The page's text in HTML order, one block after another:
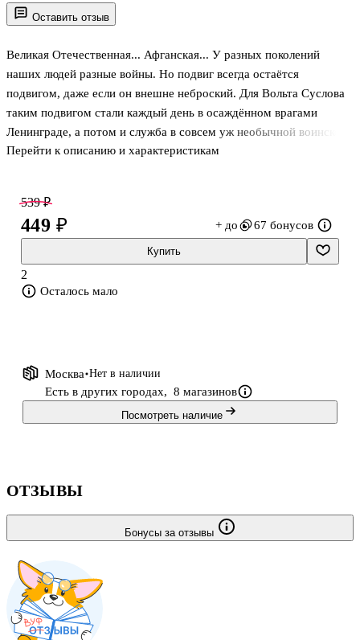
Оставить отзыв
Великая Отечественная... Афганская... У разных поколений
наших людей разные войны. Но подвиг всегда остаётся
подвигом, даже если он внешне неброский. Для Вольта Суслова
таким подвигом стали каждый день в осаждённом врагами
Ленинграде, а потом и служба в совсем уж необычной воинской
части, для лейтенанта медслужбы Эдуарда Романюка —
военно-приключенческой литературы, Лауреата Государственной
премии Российской Федерации им. Г.К. Жукова, литературной
премии «Во славу Отечества» и многих других.
Перейти к описанию и характеристикам
539 ₽
449 ₽ + до 67 бонусов
Купить
2
Осталось мало
Москва Нет в наличии
Есть в других городах, 8 магазинов
Посмотреть наличие
ОТЗЫВЫ
Бонусы за отзывы